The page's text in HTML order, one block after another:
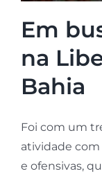
Em
na
Bahia
Foi com um
atividade com
e ofensivas,